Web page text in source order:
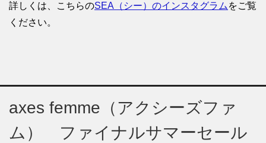
詳しくは、こちらのSEA（シー）のインスタグラム をご覧
ください。
axes femme（アクシーズファ
ム） ファイナルサマーセール